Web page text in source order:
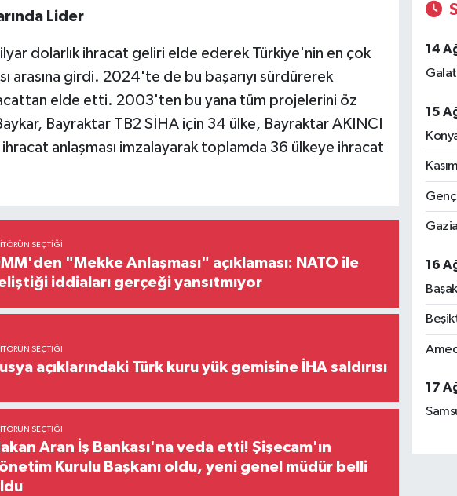
Lider
dolarlık ihracat geliri elde ederek Türkiye'nin en çok
arasına girdi. 2024'te de bu başarıyı sürdürerek
elde etti. 2003'ten bu yana tüm projelerini öz
Bayraktar TB2 SİHA için 34 ülke, Bayraktar AKINCI
ihracat anlaşması imzalayarak toplamda 36 ülkeye ihracat
SEÇTIĞI
"Mekke Anlaşması" açıklaması: NATO ile
iddiaları gerçeği yansıtmıyor
SEÇTIĞI
açıklarındaki Türk kuru yük gemisine İHA saldırısı
SEÇTIĞI
Aran İş Bankası'na veda etti! Şişecam'ın
Kurulu Başkanı oldu, yeni genel müdür belli
14
15
16
17